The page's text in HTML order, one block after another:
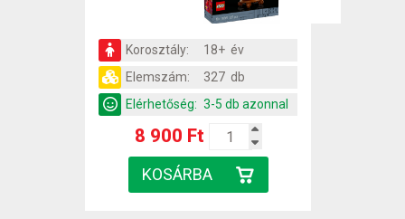
Korosztály:
18+ év
Elemszám:
327 db
Elérhetőség: 3-5 db azonnal
8 900 Ft